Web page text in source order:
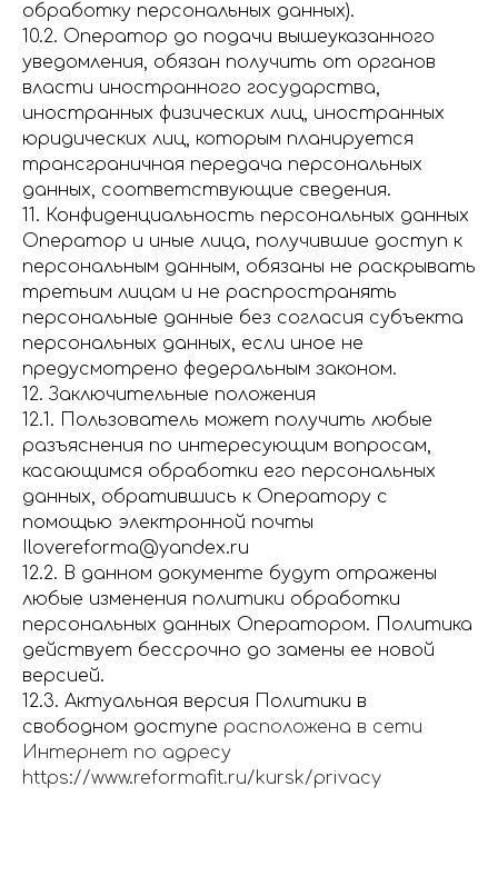
обработку персональных данных).
10.2. Оператор до подачи вышеуказанного
уведомления, обязан получить от органов
власти иностранного государства,
иностранных физических лиц, иностранных
юридических лиц, которым планируется
трансграничная передача персональных
данных, соответствующие сведения.
11. Конфиденциальность персональных данных
Оператор и иные лица, получившие доступ к
персональным данным, обязаны не раскрывать
третьим лицам и не распространять
персональные данные без согласия субъекта
персональных данных, если иное не
предусмотрено федеральным законом.
12. Заключительные положения
12.1. Пользователь может получить любые
разъяснения по интересующим вопросам,
касающимся обработки его персональных
данных, обратившись к Оператору с
помощью электронной почты
Ilovereforma@yandex.ru
12.2. В данном документе будут отражены
любые изменения политики обработки
персональных данных Оператором. Политика
действует бессрочно до замены ее новой
версией.
12.3. Актуальная версия Политики в
свободном доступе расположена в сети
Интернет по адресу
https://www.reformafit.ru/kursk/privacy